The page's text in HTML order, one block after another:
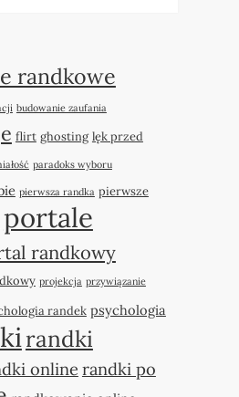
randkowe
budowanie zaufania
flirt ghosting lęk przed
paradoks wyboru
pierwsza randka pierwsze
portale
randkowy
projekcja przywiązanie
randek psychologia
randki
online randki po